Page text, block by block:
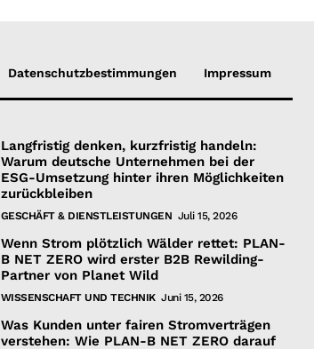
Datenschutzbestimmungen Impressum
Langfristig denken, kurzfristig handeln:
Warum deutsche Unternehmen bei der
ESG-Umsetzung hinter ihren Möglichkeiten
zurückbleiben
GESCHÄFT & DIENSTLEISTUNGEN Juli 15, 2026
Wenn Strom plötzlich Wälder rettet: PLAN-
B NET ZERO wird erster B2B Rewilding-
Partner von Planet Wild
WISSENSCHAFT UND TECHNIK Juni 15, 2026
Was Kunden unter fairen Stromverträgen
verstehen: Wie PLAN-B NET ZERO darauf